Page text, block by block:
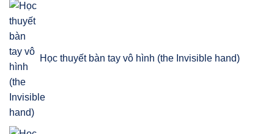
Học thuyết bàn tay vô hình (the Invisible hand)